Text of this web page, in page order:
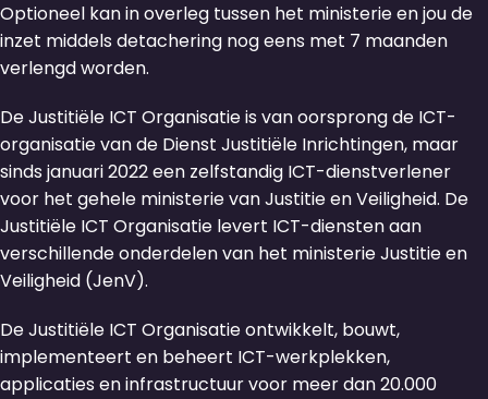
Optioneel kan in overleg tussen het ministerie en jou de
inzet middels detachering nog eens met 7 maanden
verlengd worden.
De Justitiële ICT Organisatie is van oorsprong de ICT-
organisatie van de Dienst Justitiële Inrichtingen, maar
sinds januari 2022 een zelfstandig ICT-dienstverlener
voor het gehele ministerie van Justitie en Veiligheid. De
Justitiële ICT Organisatie levert ICT-diensten aan
verschillende onderdelen van het ministerie Justitie en
Veiligheid (JenV).
De Justitiële ICT Organisatie ontwikkelt, bouwt,
implementeert en beheert ICT-werkplekken,
applicaties en infrastructuur voor meer dan 20.000